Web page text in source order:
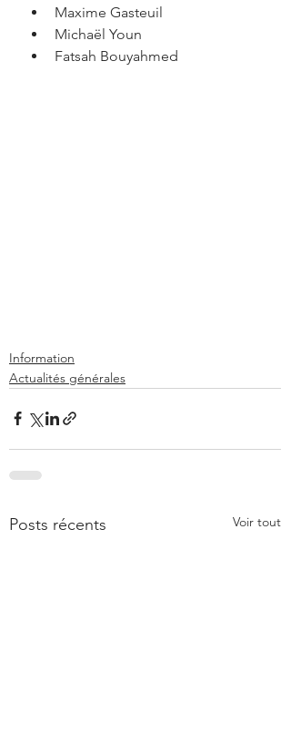
Maxime Gasteuil
Michaël Youn
Fatsah Bouyahmed
Information
Actualités générales
Posts récents Voir tout